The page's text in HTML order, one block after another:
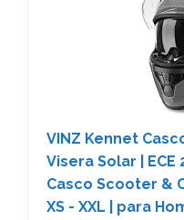
VINZ Kennet
Visera Solar | ECE
Casco Scooter &
XS - XXL | para